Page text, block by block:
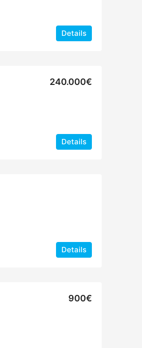
Details
240.000€
Details
Details
900€